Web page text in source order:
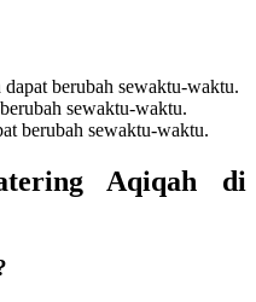
berubah sewaktu-waktu.
sewaktu-waktu.
berubah sewaktu-waktu.
Aqiqah di